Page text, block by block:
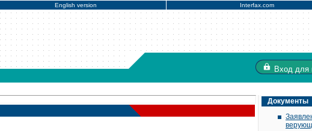
English version Interfax.com
Вход для
Документы